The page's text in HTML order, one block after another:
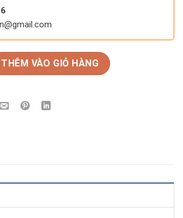
13 Năm Sherry Cask số lượng
THÊM VÀO GIỎ HÀNG